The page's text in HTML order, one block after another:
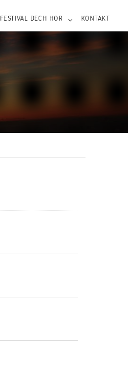
FESTIVAL DECH HOR KONTAKT